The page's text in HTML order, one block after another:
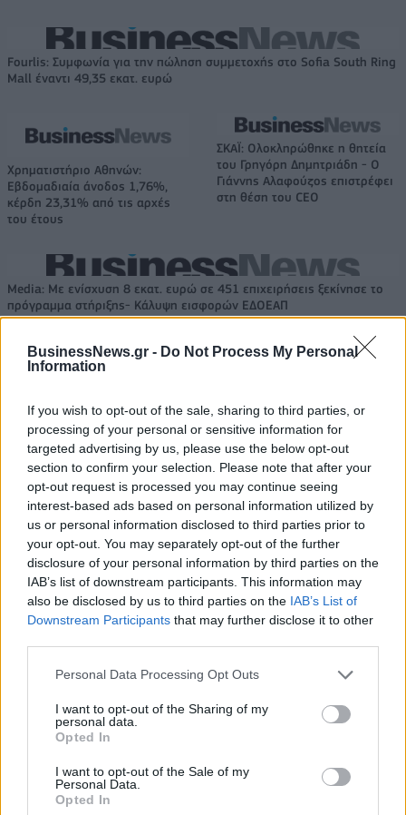
BusinessNews.gr - Do Not Process My Personal
Information
If you wish to opt-out of the sale, sharing to third parties, or
processing of your personal or sensitive information for
targeted advertising by us, please use the below opt-out
section to confirm your selection. Please note that after your
opt-out request is processed you may continue seeing
interest-based ads based on personal information utilized by
us or personal information disclosed to third parties prior to
your opt-out. You may separately opt-out of the further
disclosure of your personal information by third parties on the
IAB’s list of downstream participants. This information may
also be disclosed by us to third parties on the IAB’s List of
Downstream Participants that may further disclose it to other
Personal Data Processing Opt Outs
I want to opt-out of the Sharing of my
personal data.
Opted In
I want to opt-out of the Sale of my
Personal Data.
Opted In
Fourlis: Συμφωνία για την πώληση συμμετοχής στο Sofia South Ring
Mall έναντι 49,35 εκατ. ευρώ
Χρηματιστήριο Αθηνών:
Εβδομαδιαία άνοδος 1,76%,
κέρδη 23,31% από τις αρχές
του έτους
ΣΚΑΪ: Ολοκληρώθηκε η θητεία
του Γρηγόρη Δημητριάδη - Ο
Γιάννης Αλαφούζος επιστρέφει
στη θέση του CEO
Media: Με ενίσχυση 8 εκατ. ευρώ σε 451 επιχειρήσεις ξεκίνησε το
πρόγραμμα στήριξης- Κάλυψη εισφορών ΕΔΟΕΑΠ
Η Toyota φέρνει νέα γενιά
αυτοκινητοβιομηχανία
Νέο Audi A2 e-tron με στόχο την κορυφή της αποδοτικότητας
Σασλόγλου: «Ξεχνάμε ό,τι έγινε
και προχωράμε»
Εθνική Κορασίδων: Νίκησε με
74-65 τη Δανία και παίζει
ημιτελικό με τη Νορβηγία
Ελληνική Αναπτυξιακή Τράπεζα: Με «προίκα» 2 δισ. ευρώ ανοίγει
εκατ. ευρώ και αύξηση κερδών
57% - Τα νέα στοιχήματα σε
low & non alcohol
Χρηματοοικονομικός
σύμβουλος της ΔΕΗ για την